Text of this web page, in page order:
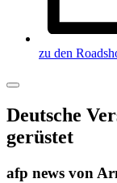
zu den
Deutsche
gerüstet
afp news von